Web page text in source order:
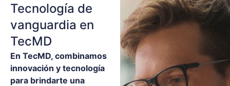
Tecnología de
vanguardia en
TecMD
En TecMD, combinamos
innovación y tecnología
para brindarte una